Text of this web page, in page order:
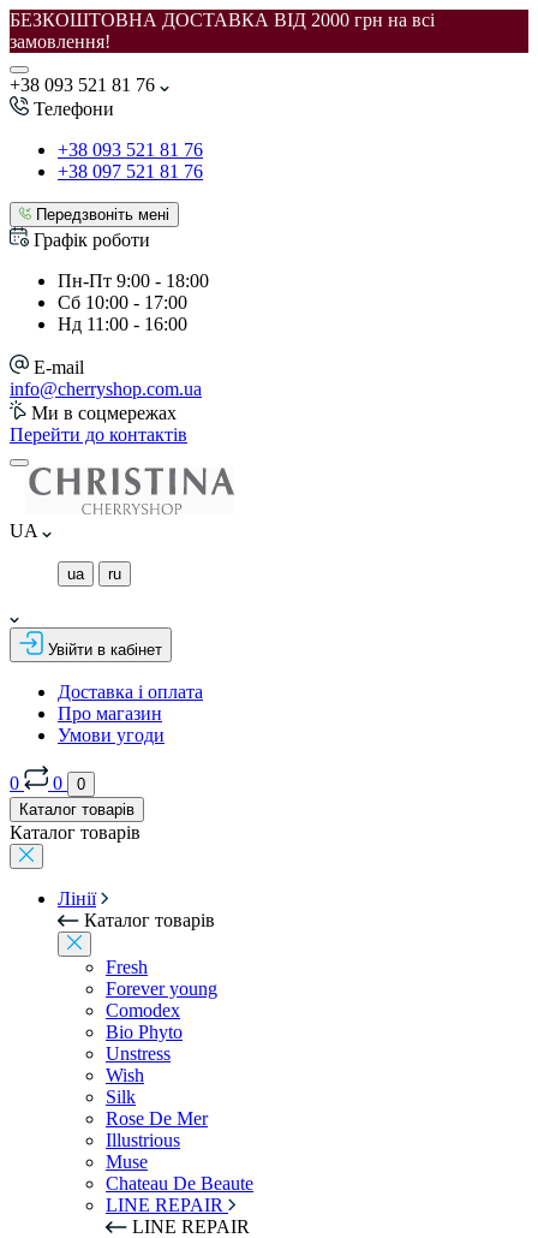
БЕЗКОШТОВНА ДОСТАВКА ВІД 2000 грн на всі
замовлення!
+38 093 521 81 76
Телефони
+38 093 521 81 76
+38 097 521 81 76
Передзвоніть мені
Графік роботи
Пн-Пт 9:00 - 18:00
Сб 10:00 - 17:00
Нд 11:00 - 16:00
E-mail
info@cherryshop.com.ua
Ми в соцмережах
Перейти до контактів
UA
ua ru
Увійти в кабінет
Доставка і оплата
Про магазин
Умови угоди
0 0
0
Каталог товарів
Каталог товарів
Лінії
Каталог товарів
Fresh
Forever young
Comodex
Bio Phyto
Unstress
Wish
Silk
Rose De Mer
Illustrious
Muse
Chateau De Beaute
LINE REPAIR
LINE REPAIR